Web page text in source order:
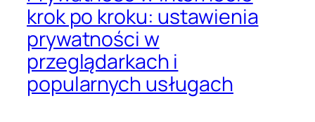
krok po kroku: ustawienia
prywatności w
przeglądarkach i
popularnych usługach